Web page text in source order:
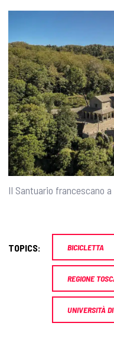
Il Santuario francescano a
TOPICS: BICICLETTA
REGIONE
UNIVERSITÀ